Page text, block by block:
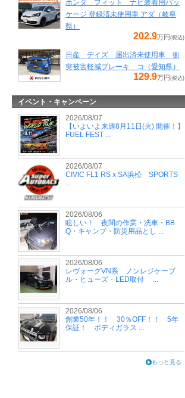
ホンダ フィット ナビ装着用パッ
ケージ 登録済未使用車 アダ（岐阜
県）
202.9万円(税込)
日産 デイズ 届出済未使用車 衝
突被害軽減ブレーキ コ（愛知県）
129.9万円(税込)
イベント・キャンペーン
2026/08/07
【いよいよ来週8月11日(火) 開催！】
FUEL FEST ...
2026/08/07
CIVIC FL1 RS x SA浜松 SPORTS
...
2026/08/06
眩しい！ 夜間の作業・洗車・BB
Q・キャンプ・防災用品とし ...
2026/08/06
レヴォーグVN系 ノンレジケーブ
ル・ヒューズ・LED取付 ...
2026/08/06
創業50年！！ 30％OFF！！ 5年
保証！ ボディガラス ...
もっと見る